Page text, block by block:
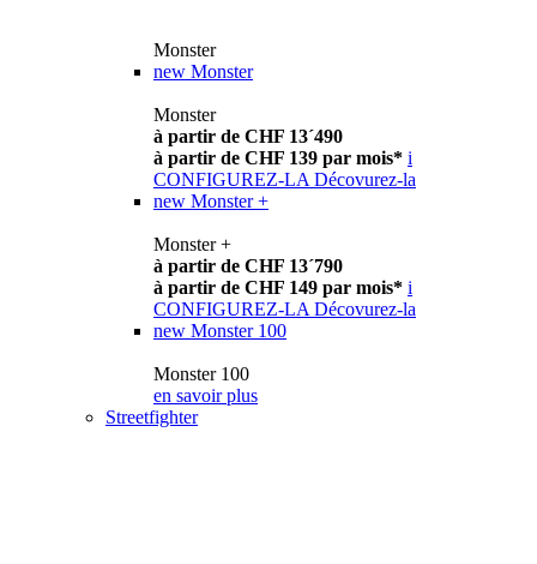
Monster
new Monster
Monster
à partir de CHF 13´490
à partir de CHF 139 par mois* i
CONFIGUREZ-LA Décovurez-la
new Monster +
Monster +
à partir de CHF 13´790
à partir de CHF 149 par mois* i
CONFIGUREZ-LA Décovurez-la
new Monster 100
Monster 100
en savoir plus
Streetfighter